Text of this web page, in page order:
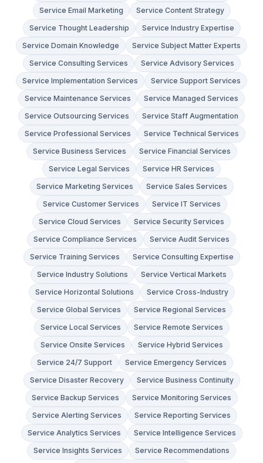
Service Email Marketing
Service Content Strategy
Service Thought Leadership
Service Industry Expertise
Service Domain Knowledge
Service Subject Matter Experts
Service Consulting Services
Service Advisory Services
Service Implementation Services
Service Support Services
Service Maintenance Services
Service Managed Services
Service Outsourcing Services
Service Staff Augmentation
Service Professional Services
Service Technical Services
Service Business Services
Service Financial Services
Service Legal Services
Service HR Services
Service Marketing Services
Service Sales Services
Service Customer Services
Service IT Services
Service Cloud Services
Service Security Services
Service Compliance Services
Service Audit Services
Service Training Services
Service Consulting Expertise
Service Industry Solutions
Service Vertical Markets
Service Horizontal Solutions
Service Cross-Industry
Service Global Services
Service Regional Services
Service Local Services
Service Remote Services
Service Onsite Services
Service Hybrid Services
Service 24/7 Support
Service Emergency Services
Service Disaster Recovery
Service Business Continuity
Service Backup Services
Service Monitoring Services
Service Alerting Services
Service Reporting Services
Service Analytics Services
Service Intelligence Services
Service Insights Services
Service Recommendations